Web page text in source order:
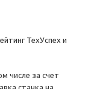
ТехУспех и
числе за счет
станка на